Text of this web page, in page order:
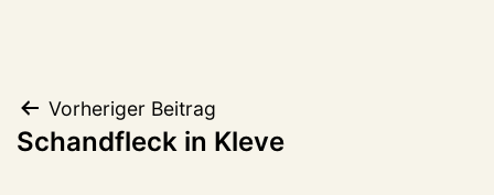
Beitragsnavigation
Vorheriger Beitrag
Schandfleck in Kleve